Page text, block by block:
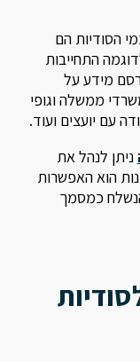
הסודיות הם
התחייבות
מידע על
ממשלה וגופי
עם יועצים ועוד.
ניתן לנהל את
הוא האפשרות
כמסמך